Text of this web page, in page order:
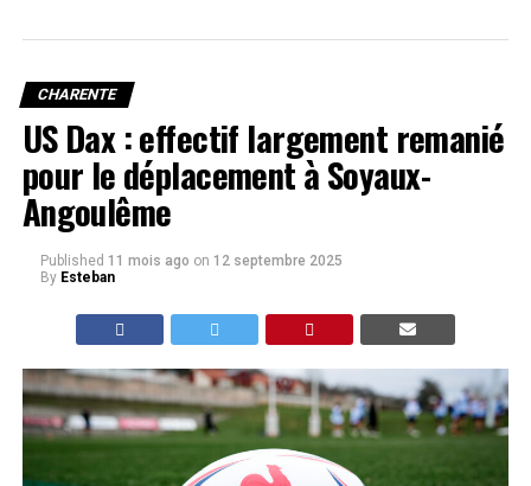
CHARENTE
US Dax : effectif largement remanié
pour le déplacement à Soyaux-
Angoulême
Published 11 mois ago on 12 septembre 2025
By Esteban